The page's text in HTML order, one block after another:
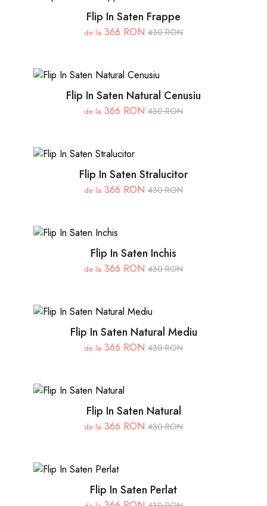
Flip In Saten Frappe
de la 366 RON 430 RON
Flip In Saten Natural Cenusiu
de la 366 RON 430 RON
Flip In Saten Stralucitor
de la 366 RON 430 RON
Flip In Saten Inchis
de la 366 RON 430 RON
Flip In Saten Natural Mediu
de la 366 RON 430 RON
Flip In Saten Natural
de la 366 RON 430 RON
Flip In Saten Perlat